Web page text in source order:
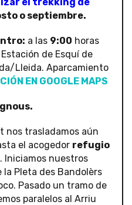
o septiembre.
a las 9:00 horas
de Esquí de
Lleida. Aparcamiento
EN GOOGLE MAPS
.
nos trasladamos aún
el acogedor refugio
. Iniciamos nuestros
la Pleta des Bandolèrs
Pasado un tramo de
paralelos al Arriu